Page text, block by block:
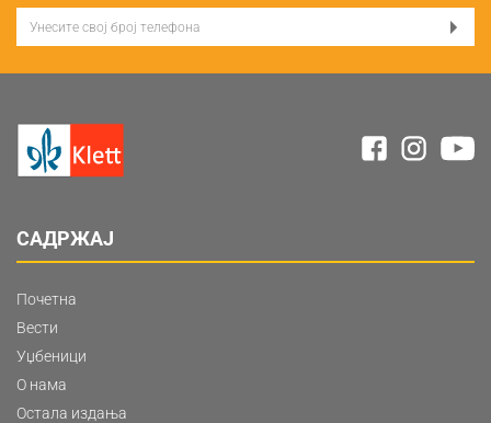
САДРЖАЈ
Почетна
Вести
Уџбеници
О нама
Остала издања